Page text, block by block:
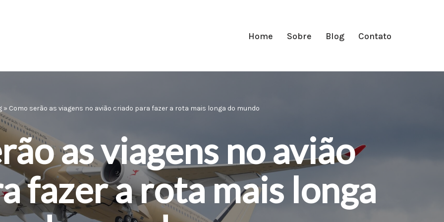
Home Sobre Blog Contato
» Como serão as viagens no avião criado para fazer a rota mais longa do mundo
as viagens no avião
fazer a rota mais longa